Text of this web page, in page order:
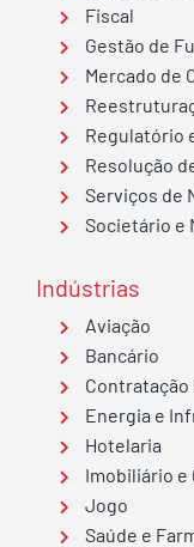
Fiscal
Gestão de
Mercado de
Regulatório
Resolução
Serviços de
Societário e
Indústrias
Aviação
Bancário
Contratação
Energia e
Hotelaria
Imobiliário e
Jogo
Saúde e